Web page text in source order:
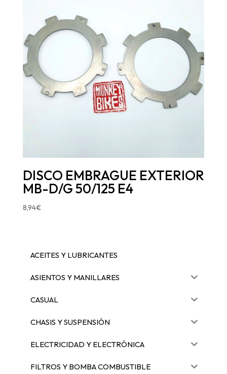
DISCO EMBRAGUE EXTERIOR
MB-D/G 50/125 E4
8,94€
ACEITES Y LUBRICANTES
ASIENTOS Y MANILLARES
CASUAL
CHASIS Y SUSPENSIÓN
ELECTRICIDAD Y ELECTRÓNICA
FILTROS Y BOMBA COMBUSTIBLE